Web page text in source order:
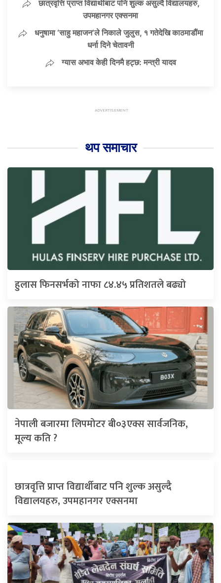
छात्रवृत्ति प्राप्त विद्यार्थीबाट पनि शुल्क असुल्दै विद्यालयहरु,
उपमहानगर एक्सनमा
धनुषामा ‘साहु महाजन’ले निकाले जुलुस, १ गतेदेखि काठमाडौंमा
धर्ना दिने चेतावनी
ग्यास अभाव केही दिनमै हट्छ: मन्त्री यादव
थप समाचार
हुलास फिनसर्भको नाफा ८४.४५ प्रतिशतले बढ्यो
नेपाली बजारमा लिपमोटर बी०३एक्स सार्वजनिक,
मूल्य कति ?
छात्रवृत्ति प्राप्त विद्यार्थीबाट पनि शुल्क असुल्दै
विद्यालयहरु, उपमहानगर एक्सनमा